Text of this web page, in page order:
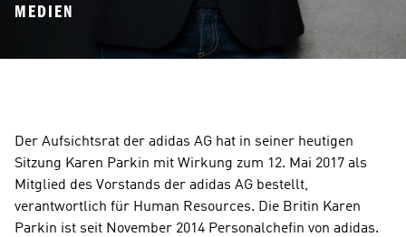
MEDIEN
Der Aufsichtsrat der adidas AG hat in seiner heutigen
Sitzung Karen Parkin mit Wirkung zum 12. Mai 2017 als
Mitglied des Vorstands der adidas AG bestellt,
verantwortlich für Human Resources. Die Britin Karen
Parkin ist seit November 2014 Personalchefin von adidas.